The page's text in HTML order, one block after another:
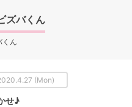
ズバくん
くん
(Mon)
せ♪